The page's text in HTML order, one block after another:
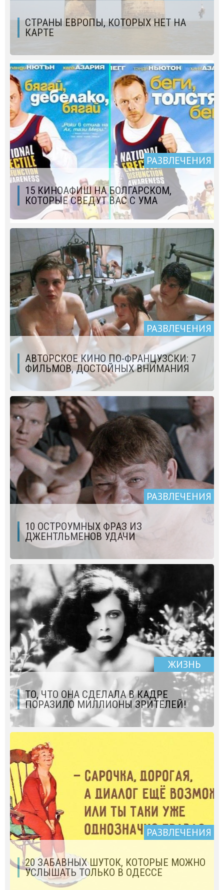
СТРАНЫ ЕВРОПЫ, КОТОРЫХ НЕТ НА
КАРТЕ
РАЗВЛЕЧЕНИЯ
15 КИНОАФИШ НА БОЛГАРСКОМ,
КОТОРЫЕ СВЕДУТ ВАС С УМА
РАЗВЛЕЧЕНИЯ
АВТОРСКОЕ КИНО ПО-ФРАНЦУЗСКИ: 7
ФИЛЬМОВ, ДОСТОЙНЫХ ВНИМАНИЯ
РАЗВЛЕЧЕНИЯ
10 ОСТРОУМНЫХ ФРАЗ ИЗ
ДЖЕНТЛЬМЕНОВ УДАЧИ
ЖИЗНЬ
ТО, ЧТО ОНА СДЕЛАЛА В КАДРЕ
ПОРАЗИЛО МИЛЛИОНЫ ЗРИТЕЛЕЙ!
РАЗВЛЕЧЕНИЯ
20 ЗАБАВНЫХ ШУТОК, КОТОРЫЕ МОЖНО
УСЛЫШАТЬ ТОЛЬКО В ОДЕССЕ